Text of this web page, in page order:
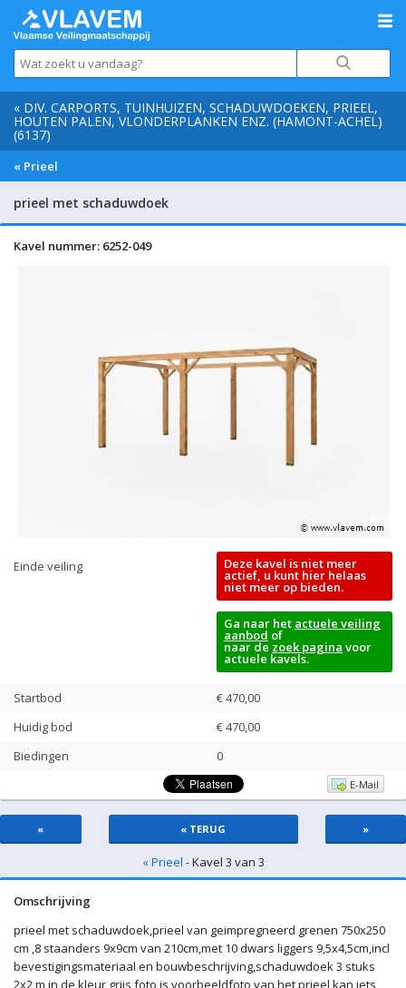
« DIV. CARPORTS, TUINHUIZEN, SCHADUWDOEKEN, PRIEEL,
HOUTEN PALEN, VLONDERPLANKEN ENZ. (HAMONT-ACHEL)
(6137)
« Prieel
prieel met schaduwdoek
Kavel nummer: 6252-049
Einde veiling Deze kavel is niet meer
actief, u kunt hier helaas
niet meer op bieden.
Ga naar het actuele veiling
aanbod of
naar de zoek pagina voor
actuele kavels.
Startbod
€ 470,00
Huidig bod
€470,00
Biedingen
0
E-Mail
« « TERUG »
« Prieel - Kavel 3 van 3
Omschrijving
prieel met schaduwdoek,prieel van geimpregneerd grenen 750x250
cm ,8 staanders 9x9cm van 210cm,met 10 dwars liggers 9,5x4,5cm,incl
bevestigingsmateriaal en bouwbeschrijving,schaduwdoek 3 stuks
2x2 m in de kleur grijs,foto is voorbeeldfoto van het prieel kan iets